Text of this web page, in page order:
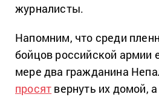
журналисты.
Напомним, что среди
бойцов российской армии
мере два гражданина
просят вернуть их домой,